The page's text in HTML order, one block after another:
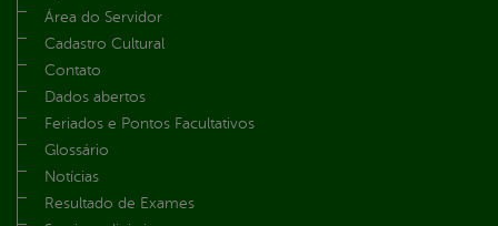
Área do Servidor
Cadastro Cultural
Contato
Dados abertos
Feriados e Pontos Facultativos
Glossário
Notícias
Resultado de Exames